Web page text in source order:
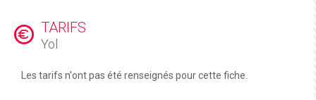
TARIFS
Yol
Les tarifs n'ont pas été renseignés pour cette fiche.